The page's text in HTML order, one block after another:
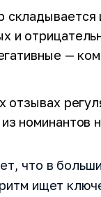
складывается
и
—
отзывах
номинантов
что в
ищет
демонстрацию
Спикс